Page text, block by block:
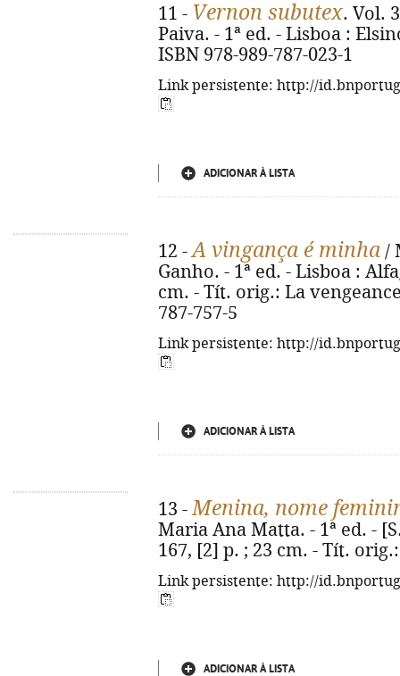
11 - Vernon subutex. Vol.
Paiva. - 1ª ed. - Lisboa :
ISBN 978-989-787-023-1
Link persistente: http://
ADICIONAR À LISTA
12 -A vingança é minha /
Ganho. - 1ª ed. - Lisboa :
cm. - Tít. orig.: La
787-757-5
Link persistente: http://
ADICIONAR À LISTA
13 -Menina, nome
Maria Ana Matta. - 1ª ed. -
167, [2] p. ; 23 cm. - Tít.
Link persistente: http://
ADICIONAR À LISTA